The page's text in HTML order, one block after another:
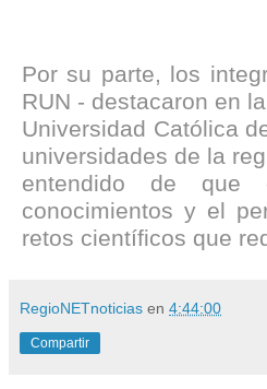
Por su parte, los
RUN - destacaron en
Universidad Católica
universidades de la
entendido de que
conocimientos y el
retos científicos que
RegioNETnoticias en 4:44:00
Compartir